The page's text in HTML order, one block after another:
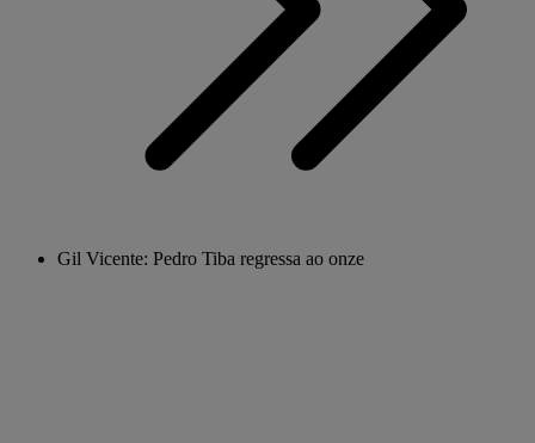
Gil Vicente: Pedro Tiba regressa ao onze